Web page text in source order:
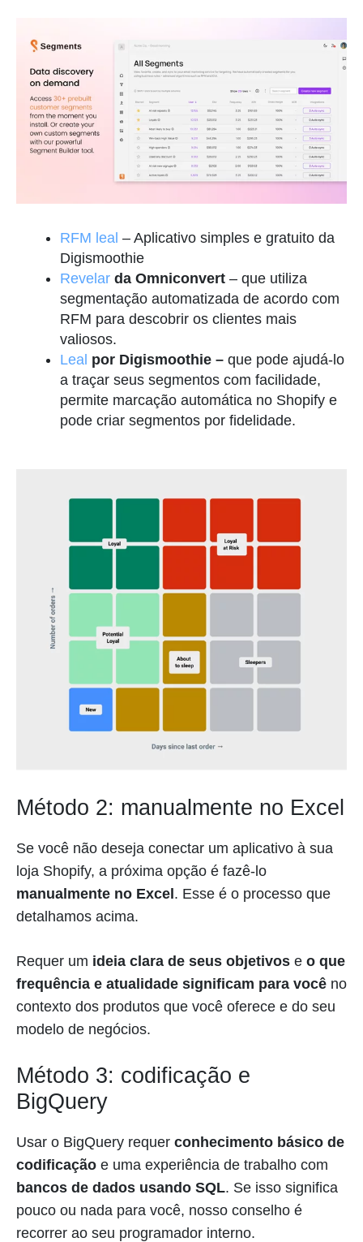
RFM leal – Aplicativo simples e gratuito da
Digismoothie
Revelar da Omniconvert – que utiliza
segmentação automatizada de acordo com
RFM para descobrir os clientes mais
valiosos.
Leal por Digismoothie – que pode ajudá-lo
a traçar seus segmentos com facilidade,
permite marcação automática no Shopify e
pode criar segmentos por fidelidade.
Método 2: manualmente no Excel
Se você não deseja conectar um aplicativo à sua
loja Shopify, a próxima opção é fazê-lo
manualmente no Excel . Esse é o processo que
detalhamos acima.
Requer um ideia clara de seus objetivos e o que
frequência e atualidade significam para você no
contexto dos produtos que você oferece e do seu
modelo de negócios.
Método 3: codificação e
BigQuery
Usar o BigQuery requer conhecimento básico de
codificação e uma experiência de trabalho com
bancos de dados usando SQL. Se isso significa
pouco ou nada para você, nosso conselho é
recorrer ao seu programador interno.